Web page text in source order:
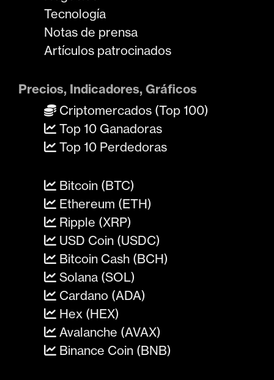
Tecnología
Notas de prensa
Artículos patrocinados
Precios, Indicadores, Gráficos
Criptomercados (Top 100)
Top 10 Ganadoras
Top 10 Perdedoras
Bitcoin (BTC)
Ethereum (ETH)
Ripple (XRP)
USD Coin (USDC)
Bitcoin Cash (BCH)
Solana (SOL)
Cardano (ADA)
Hex (HEX)
Avalanche (AVAX)
Binance Coin (BNB)